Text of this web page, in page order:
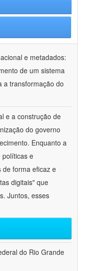
e metadados:
de um sistema
a transformação do
e a construção de
do governo
Enquanto a
políticas e
de forma eficaz e
digitais" que
Juntos, esses
do Rio Grande